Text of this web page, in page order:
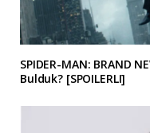
SPIDER-MAN: BRAND
Bulduk? [SPOILERLI]